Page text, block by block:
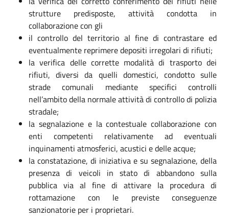
strutture predisposte, attività condotta in
collaborazione con gli
il controllo del territorio al fine di contrastare ed
eventualmente reprimere depositi irregolari di rifiuti;
la verifica delle corrette modalità di trasporto dei
rifiuti, diversi da quelli domestici, condotto sulle
strade comunali mediante specifici controlli
nell’ambito della normale attività di controllo di polizia
stradale;
la segnalazione e la contestuale collaborazione con
enti competenti relativamente ad eventuali
inquinamenti atmosferici, acustici e delle acque;
la constatazione, di iniziativa e su segnalazione, della
presenza di veicoli in stato di abbandono sulla
pubblica via al fine di attivare la procedura di
rottamazione con le previste conseguenze
sanzionatorie per i proprietari.